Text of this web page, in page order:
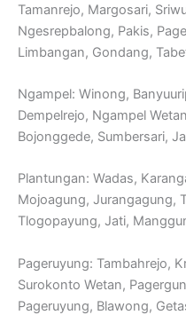
Tamanrejo, Margosari,
Ngesrepbalong, Pakis,
Limbangan, Gondang,
Ngampel: Winong,
Dempelrejo, Ngampel
Bojonggede, Sumbersari,
Plantungan: Wadas,
Mojoagung, Jurangagung,
Tlogopayung, Jati,
Pageruyung: Tambahrejo,
Surokonto Wetan,
Pageruyung, Blawong,